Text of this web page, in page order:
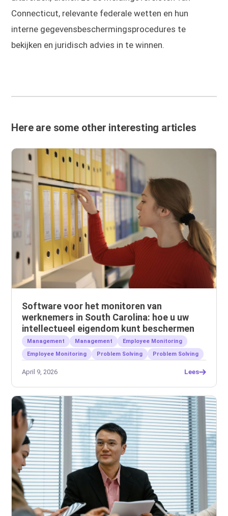
Connecticut, relevante federale wetten en hun
interne gegevensbeschermingsprocedures te
bekijken en juridisch advies in te winnen.
Here are some other interesting articles
Software voor het monitoren van
werknemers in South Carolina: hoe u uw
intellectueel eigendom kunt beschermen
Management Management
Employee Monitoring
Employee Monitoring
Problem Solving Problem Solving
April 9, 2026 Lees